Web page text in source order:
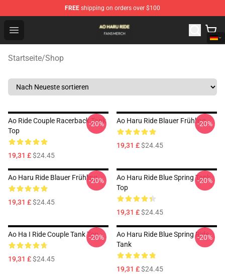
FREE shipping on orders over $100
Open menu
Ao Haru Ride Shop - Official Ao Haru Ride Merchandise
Startseite/Shop
Ao Ride Couple Racerback Tank
Top
19,31 £$24.45
-20% Ao Haru Ride Blauer Frühling
19,31 £$24.45
-20%
Ao Haru Ride Blauer Frühling
19,31 £$24.45
-20%
Ao Haru Ride Blue Spring Tank
Top
19,31 £$24.45
-20%
Ao Ha I Ride Couple Tank Top
19,31 £$24.45
-20%
Ao Haru Ride Blue Spring Ride
Tank
19,31 £$24.45
-20%